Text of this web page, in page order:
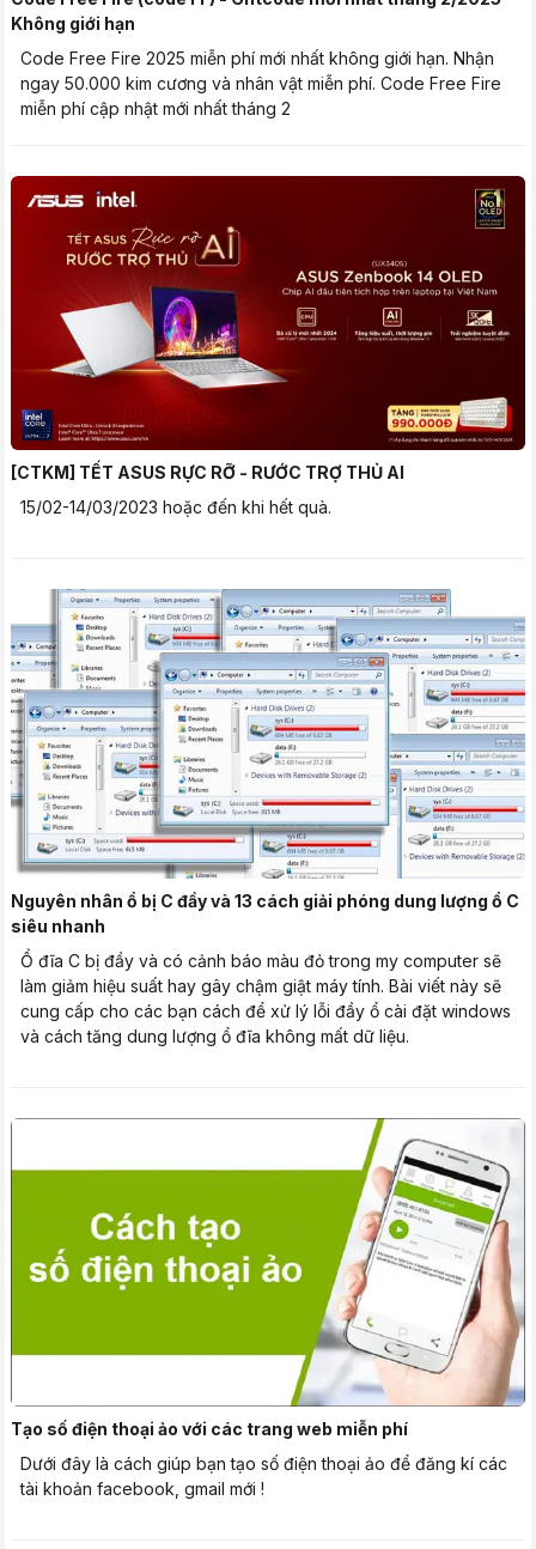
Không giới hạn
Code Free Fire 2025 miễn phí mới nhất không giới hạn. Nhận
ngay 50.000 kim cương và nhân vật miễn phí. Code Free Fire
miễn phí cập nhật mới nhất tháng 2
[CTKM] TẾT ASUS RỰC RỠ - RƯỚC TRỢ THỦ AI
15/02-14/03/2023 hoặc đến khi hết quà.
Nguyên nhân ổ bị C đầy và 13 cách giải phóng dung lượng ổ C
siêu nhanh
Ổ đĩa C bị đầy và có cảnh báo màu đỏ trong my computer sẽ
làm giảm hiệu suất hay gây chậm giật máy tính. Bài viết này sẽ
cung cấp cho các bạn cách để xử lý lỗi đầy ổ cài đặt windows
và cách tăng dung lượng ổ đĩa không mất dữ liệu.
Tạo số điện thoại ảo với các trang web miễn phí
Dưới đây là cách giúp bạn tạo số điện thoại ảo để đăng kí các
tài khoản facebook, gmail mới !